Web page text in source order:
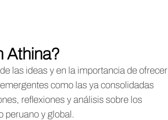
Athina?
las ideas y en la importancia de ofrecer
como las ya consolidadas
reflexiones y análisis sobre los
peruano y global.